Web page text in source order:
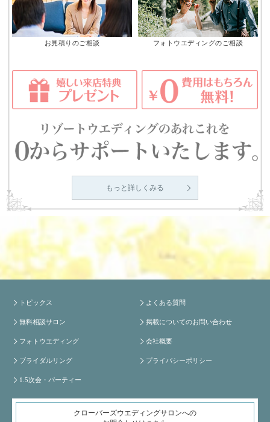
お見積りのご相談 フォトウエディングのご相談
もっと詳しくみる
トピックス
無料相談サロン
フォトウエディング
ブライダルリング
1.5次会・パーティー
よくある質問
掲載についてのお問い合わせ
会社概要
プライバシーポリシー
クローバーズウエディングサロンへの